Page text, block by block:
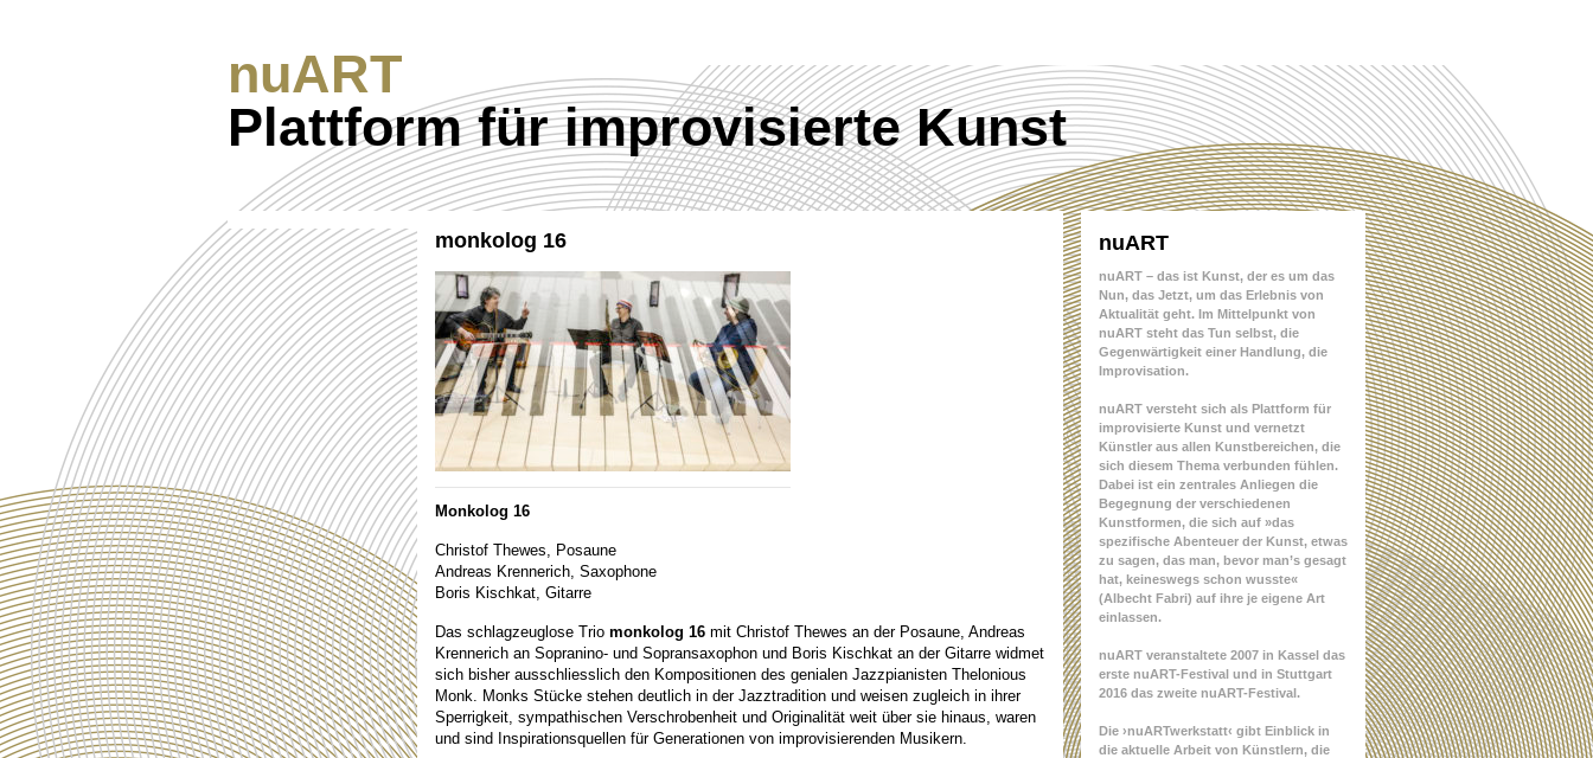
nuART
Plattform für improvisierte Kunst
monkolog 16
Monkolog 16
Christof Thewes, Posaune
Andreas Krennerich, Saxophone
Boris Kischkat, Gitarre
Das schlagzeuglose Trio monkolog 16 mit Christof Thewes an der Posaune, Andreas
Krennerich an Sopranino- und Sopransaxophon und Boris Kischkat an der Gitarre widmet
sich bisher ausschliesslich den Kompositionen des genialen Jazzpianisten Thelonious
Monk. Monks Stücke stehen deutlich in der Jazztradition und weisen zugleich in ihrer
Sperrigkeit, sympathischen Verschrobenheit und Originalität weit über sie hinaus, waren
und sind Inspirationsquellen für Generationen von improvisierenden Musikern.
nuART
nuART – das ist Kunst, der es um das
Nun, das Jetzt, um das Erlebnis von
Aktualität geht. Im Mittelpunkt von
nuART steht das Tun selbst, die
Gegenwärtigkeit einer Handlung, die
Improvisation.
nuART versteht sich als Plattform für
improvisierte Kunst und vernetzt
Künstler aus allen Kunstbereichen, die
sich diesem Thema verbunden fühlen.
Dabei ist ein zentrales Anliegen die
Begegnung der verschiedenen
Kunstformen, die sich auf »das
spezifische Abenteuer der Kunst, etwas
zu sagen, das man, bevor man’s gesagt
hat, keineswegs schon wusste«
(Albecht Fabri) auf ihre je eigene Art
einlassen.
nuART veranstaltete 2007 in Kassel das
erste nuART-Festival und in Stuttgart
2016 das zweite nuART-Festival.
Die ›nuARTwerkstatt‹ gibt Einblick in
die aktuelle Arbeit von Künstlern, die